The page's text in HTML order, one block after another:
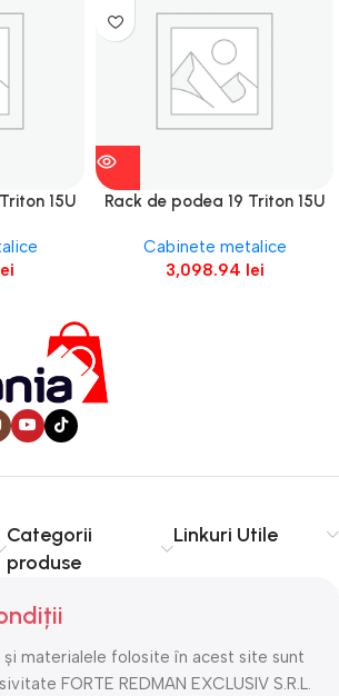
15U
Rack de podea 19 Triton 15U
Cabinete metalice
3,098.94 lei
Categorii
produse
Linkuri Utile
materialele folosite în acest site sunt
FORTE REDMAN EXCLUSIV S.R.L.